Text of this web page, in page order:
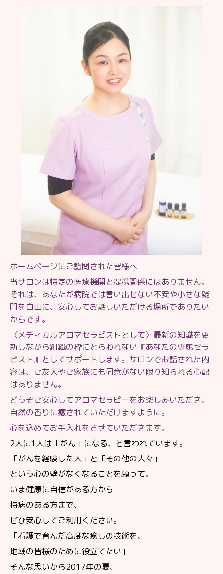
ホームページにご訪問された皆様へ
当サロンは特定の医療機関と提携関係にはありません。
それは、あなたが病院では言い出せない不安や小さな疑
問を自由に、安心してお話しいただける場所でありたい
からです。
〈メディカルアロマセラピストとして〉最新の知識を更
新しながら組織の枠にとらわれない『あなたの専属セラ
ピスト』としてサポートします。サロンでお話された内
容は、ご友人やご家族にも同意がない限り知られる心配
はありません。
どうぞご安心してアロマセラピーをお楽しみいただき、
自然の香りに癒されていただけますように。
心を込めてお手入れをさせていただきます。
2人に1人は「がん」になる、と言われています。
「がんを経験した人」と「その他の人々」
という心の壁がなくなることを願って。
いま健康に自信がある方から
持病のある方まで、
ぜひ安心してご利用ください。
「看護で育んだ高度な癒しの技術を、
地域の皆様のために役立てたい」
そんな思いから2017年の夏、